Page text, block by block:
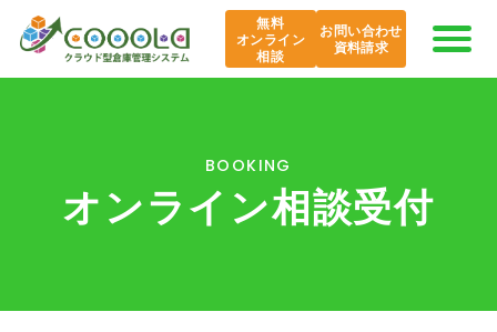
無料
オンライン
相談
お問い合わせ
資料請求
AI COOOLa
BOOKING
オンライン相談受付